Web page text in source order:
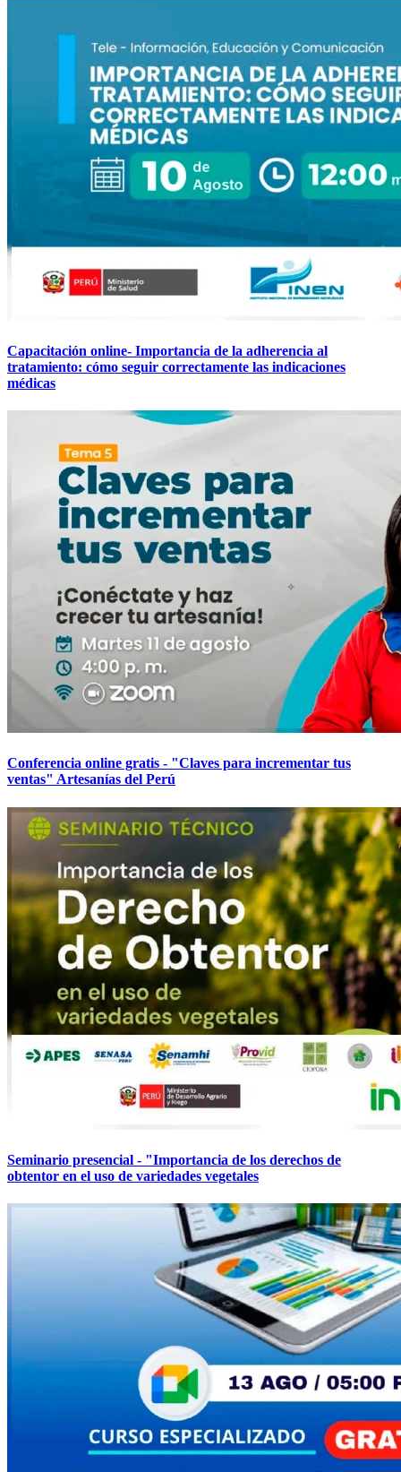
Capacitación online- Importancia de la adherencia al
tratamiento: cómo seguir correctamente las indicaciones
médicas
Conferencia online gratis - "Claves para incrementar tus
ventas" Artesanías del Perú
Seminario presencial - "Importancia de los derechos de
obtentor en el uso de variedades vegetales